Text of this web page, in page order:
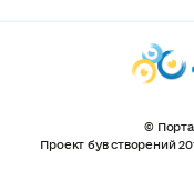
©
Проект був створений